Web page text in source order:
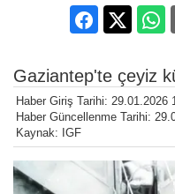
Gaziantep'te çeyiz
Haber Giriş Tarihi: 29.01.2026
Haber Güncellenme Tarihi:
Kaynak: IGF